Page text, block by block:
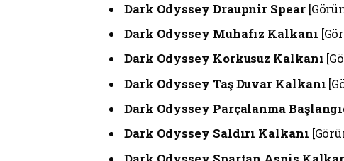
Dark Odyssey Draupnir Spear
Dark Odyssey Muhafız Kalkanı
Dark Odyssey Korkusuz Kalkanı
Dark Odyssey Taş Duvar Kalkanı
Dark Odyssey Parçalanma
Dark Odyssey Saldırı Kalkanı